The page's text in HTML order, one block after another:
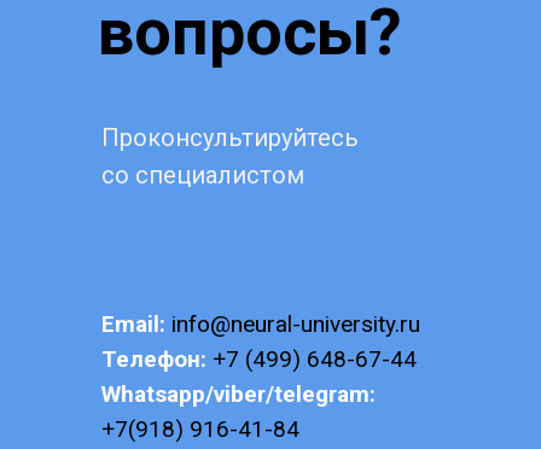
вопросы?
Email: info@neural-university.ru
Телефон: +7 (499) 648-67-44
Whatsapp/viber/telegram:
+7(918) 916-41-84
Проконсультируйтесь
со специалистом